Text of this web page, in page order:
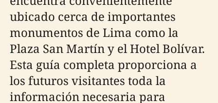
ubicado cerca de importantes
monumentos de Lima como la
Plaza San Martín y el Hotel Bolívar.
Esta guía completa proporciona a
los futuros visitantes toda la
información necesaria para